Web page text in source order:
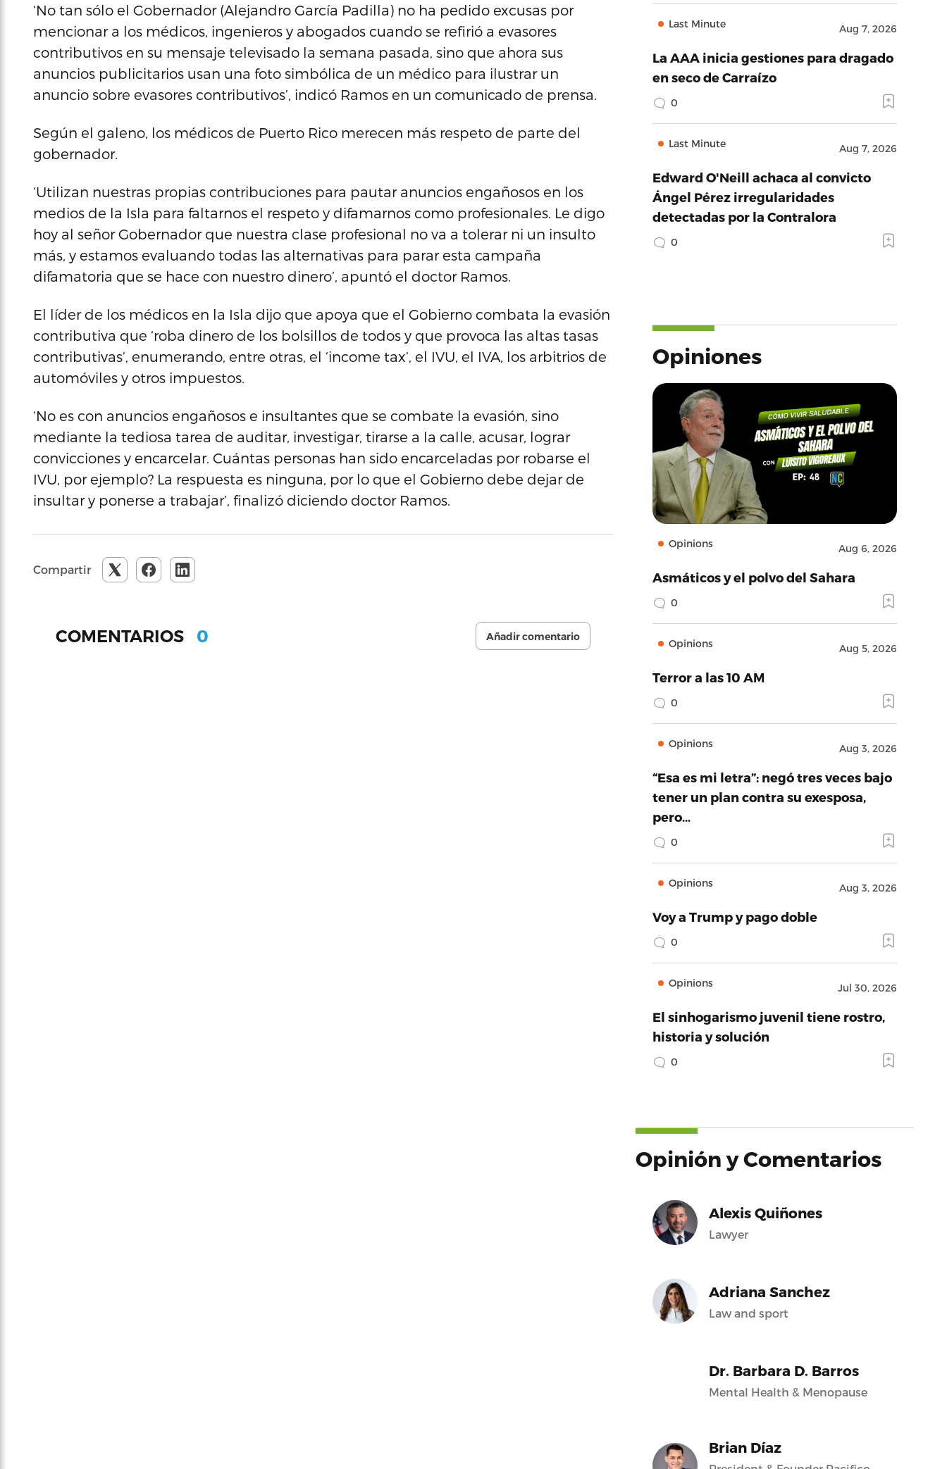
‘No tan sólo el Gobernador (Alejandro García Padilla) no ha pedido excusas por
mencionar a los médicos, ingenieros y abogados cuando se refirió a evasores
contributivos en su mensaje televisado la semana pasada, sino que ahora sus
anuncios publicitarios usan una foto simbólica de un médico para ilustrar un
anuncio sobre evasores contributivos’, indicó Ramos en un comunicado de prensa.
Según el galeno, los médicos de Puerto Rico merecen más respeto de parte del
gobernador.
‘Utilizan nuestras propias contribuciones para pautar anuncios engañosos en los
medios de la Isla para faltarnos el respeto y difamarnos como profesionales. Le digo
hoy al señor Gobernador que nuestra clase profesional no va a tolerar ni un insulto
más, y estamos evaluando todas las alternativas para parar esta campaña
difamatoria que se hace con nuestro dinero’, apuntó el doctor Ramos.
El líder de los médicos en la Isla dijo que apoya que el Gobierno combata la evasión
contributiva que ‘roba dinero de los bolsillos de todos y que provoca las altas tasas
contributivas’, enumerando, entre otras, el ‘income tax’, el IVU, el IVA, los arbitrios de
automóviles y otros impuestos.
‘No es con anuncios engañosos e insultantes que se combate la evasión, sino
mediante la tediosa tarea de auditar, investigar, tirarse a la calle, acusar, lograr
convicciones y encarcelar. Cuántas personas han sido encarceladas por robarse el
IVU, por ejemplo? La respuesta es ninguna, por lo que el Gobierno debe dejar de
insultar y ponerse a trabajar’, finalizó diciendo doctor Ramos.
Compartir
COMENTARIOS 0 Añadir comentario
Last Minute Aug 7, 2026
La AAA inicia gestiones para dragado
en seco de Carraízo
0
Last Minute Aug 7, 2026
Edward O'Neill achaca al convicto
Ángel Pérez irregularidades
detectadas por la Contralora
0
Opiniones
Opinions Aug 6, 2026
Asmáticos y el polvo del Sahara
0
Opinions Aug 5, 2026
Terror a las 10 AM
0
Opinions Aug 3, 2026
“Esa es mi letra”: negó tres veces bajo
tener un plan contra su exesposa,
pero…
0
Opinions Aug 3, 2026
Voy a Trump y pago doble
0
Opinions Jul 30, 2026
El sinhogarismo juvenil tiene rostro,
historia y solución
0
Opinión y Comentarios
Alexis Quiñones
Lawyer
Adriana Sanchez
Law and sport
Dr. Barbara D. Barros
Mental Health & Menopause
Brian Díaz